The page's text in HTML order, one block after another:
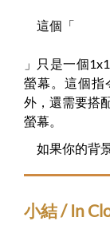
這個「
」只是一個
螢幕。這個指
外，還需要搭
螢幕。
如果你的背
小結 / In